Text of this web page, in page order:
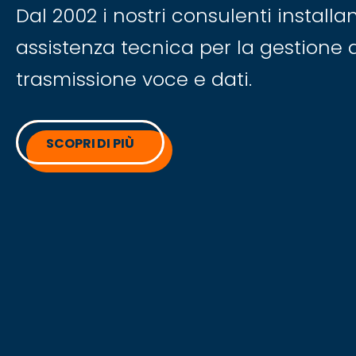
SCOPRI DI PIÙ